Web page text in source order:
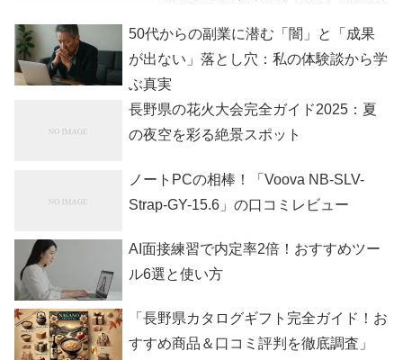
あるでしょう。面接において第一印象はと
ても重要で、...
50代からの副業に潜む「闇」と「成果
が出ない」落とし穴：私の体験談から学
ぶ真実
長野県の花火大会完全ガイド2025：夏
の夜空を彩る絶景スポット
ノートPCの相棒！「Voova NB-SLV-
Strap-GY-15.6」の口コミレビュー
AI面接練習で内定率2倍！おすすめツー
ル6選と使い方
「長野県カタログギフト完全ガイド！お
すすめ商品＆口コミ評判を徹底調査」